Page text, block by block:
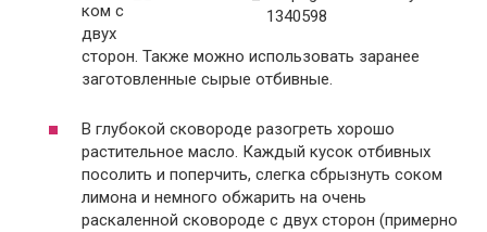
ком с
двух
сторон. Также можно использовать заранее
заготовленные сырые отбивные.
В глубокой сковороде разогреть хорошо
растительное масло. Каждый кусок отбивных
посолить и поперчить, слегка сбрызнуть соком
лимона и немного обжарить на очень
раскаленной сковороде с двух сторон (примерно